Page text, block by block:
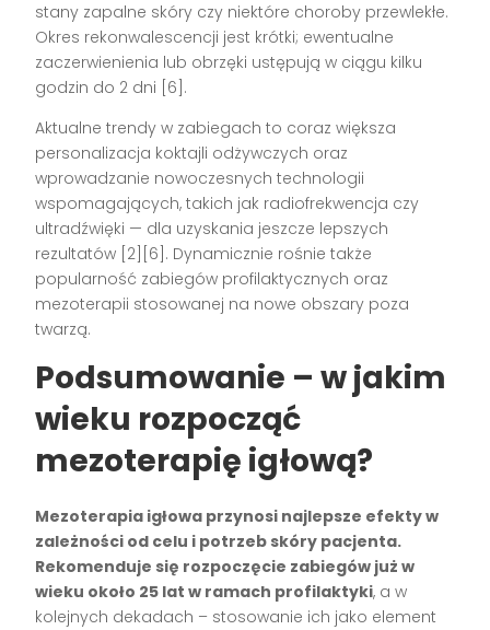
stany zapalne skóry czy niektóre choroby przewlekłe.
Okres rekonwalescencji jest krótki; ewentualne
zaczerwienienia lub obrzęki ustępują w ciągu kilku
godzin do 2 dni [6].
Aktualne trendy w zabiegach to coraz większa
personalizacja koktajli odżywczych oraz
wprowadzanie nowoczesnych technologii
wspomagających, takich jak radiofrekwencja czy
ultradźwięki — dla uzyskania jeszcze lepszych
rezultatów [2][6]. Dynamicznie rośnie także
popularność zabiegów profilaktycznych oraz
mezoterapii stosowanej na nowe obszary poza
twarzą.
Podsumowanie – w jakim
wieku rozpocząć
mezoterapię igłową?
Mezoterapia igłowa przynosi najlepsze efekty w
zależności od celu i potrzeb skóry pacjenta.
Rekomenduje się rozpoczęcie zabiegów już w
wieku około 25 lat w ramach profilaktyki, a w
kolejnych dekadach – stosowanie ich jako element